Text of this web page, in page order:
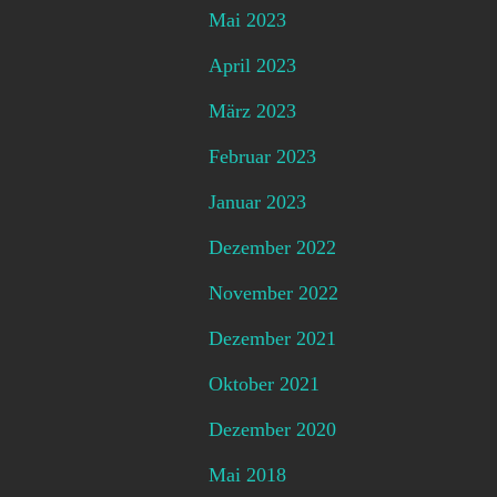
Mai 2023
April 2023
März 2023
Februar 2023
Januar 2023
Dezember 2022
November 2022
Dezember 2021
Oktober 2021
Dezember 2020
Mai 2018